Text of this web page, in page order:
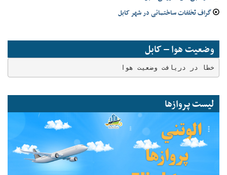
گراف تخلفات ساختمانی در شهر کابل
وضعیت هوا – کابل
خطا در دریافت وضعیت هوا
لیست پروازها